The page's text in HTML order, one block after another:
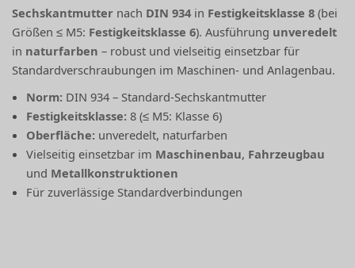
Sechskantmutter nach DIN 934 in Festigkeitsklasse 8 (bei
Größen ≤ M5: Festigkeitsklasse 6). Ausführung unveredelt
in naturfarben – robust und vielseitig einsetzbar für
Standardverschraubungen im Maschinen- und Anlagenbau.
Norm: DIN 934 – Standard-Sechskantmutter
Festigkeitsklasse: 8 (≤ M5: Klasse 6)
Oberfläche: unveredelt, naturfarben
Vielseitig einsetzbar im Maschinenbau, Fahrzeugbau
und Metallkonstruktionen
Für zuverlässige Standardverbindungen